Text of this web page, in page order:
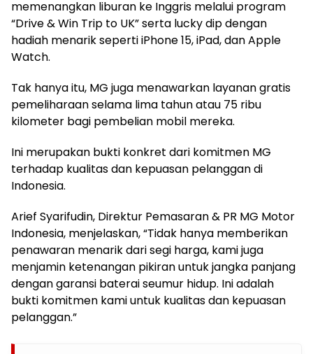
memenangkan liburan ke Inggris melalui program
“Drive & Win Trip to UK” serta lucky dip dengan
hadiah menarik seperti iPhone 15, iPad, dan Apple
Watch.
Tak hanya itu, MG juga menawarkan layanan gratis
pemeliharaan selama lima tahun atau 75 ribu
kilometer bagi pembelian mobil mereka.
Ini merupakan bukti konkret dari komitmen MG
terhadap kualitas dan kepuasan pelanggan di
Indonesia.
Arief Syarifudin, Direktur Pemasaran & PR MG Motor
Indonesia, menjelaskan, “Tidak hanya memberikan
penawaran menarik dari segi harga, kami juga
menjamin ketenangan pikiran untuk jangka panjang
dengan garansi baterai seumur hidup. Ini adalah
bukti komitmen kami untuk kualitas dan kepuasan
pelanggan.”